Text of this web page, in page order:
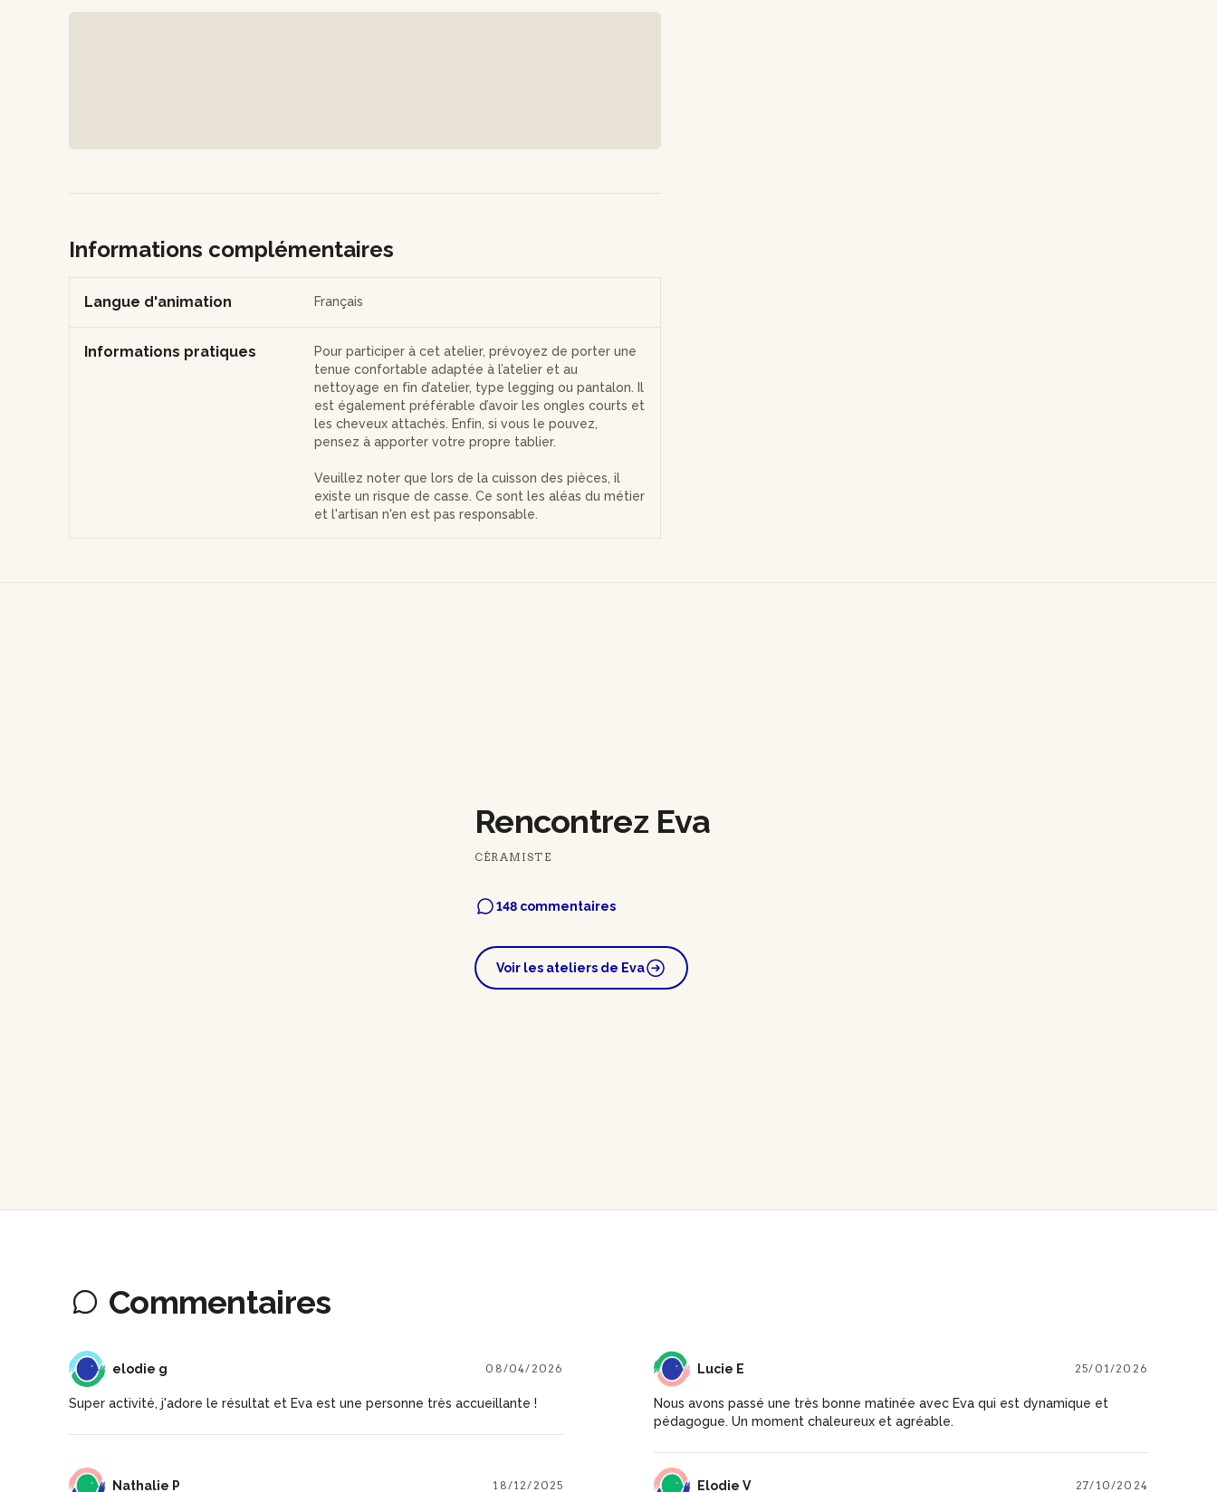
Informations complémentaires
Langue d'animation Français
Informations pratiques
Pour participer à cet atelier, prévoyez de porter une
tenue confortable adaptée à l’atelier et au
nettoyage en fin d’atelier, type legging ou pantalon. Il
est également préférable d’avoir les ongles courts et
les cheveux attachés. Enfin, si vous le pouvez,
pensez à apporter votre propre tablier.
Veuillez noter que lors de la cuisson des pièces, il
existe un risque de casse. Ce sont les aléas du métier
et l'artisan n'en est pas responsable.
Rencontrez Eva
CÉRAMISTE
148 commentaires
Voir les ateliers de Eva
Commentaires
EG elodie g 08/04/2026
Super activité, j'adore le résultat et Eva est une personne très accueillante !
LE Lucie E 25/01/2026
Nous avons passé une très bonne matinée avec Eva qui est dynamique et
pédagogue. Un moment chaleureux et agréable.
NP Nathalie P 18/12/2025 EV Elodie V 27/10/2024